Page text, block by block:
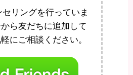
リングを行っていま
ら友だちに追加して
にご相談ください。